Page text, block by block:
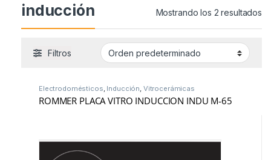
inducción Mostrando los 2 resultados
Filtros
Electrodomésticos, Inducción, Vitrocerámicas
ROMMER PLACA VITRO INDUCCION INDU M-65